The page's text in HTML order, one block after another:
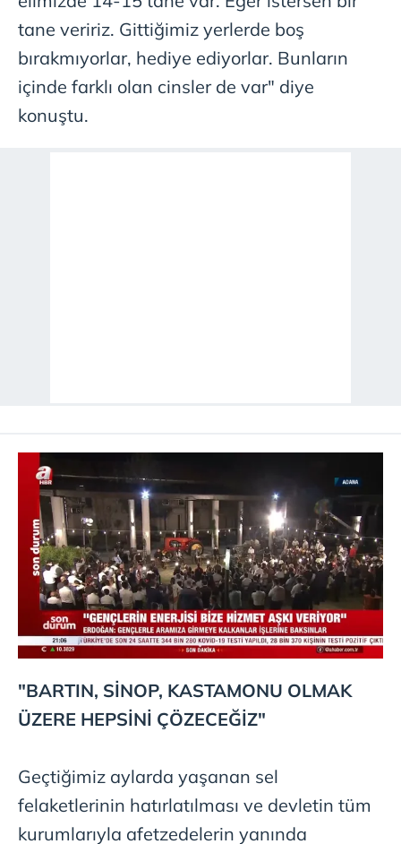
tane veririz. Gittiğimiz yerlerde boş
bırakmıyorlar, hediye ediyorlar. Bunların
içinde farklı olan cinsler de var" diye
konuştu.
"BARTIN, SİNOP, KASTAMONU OLMAK
ÜZERE HEPSİNİ ÇÖZECEĞİZ"
Geçtiğimiz aylarda yaşanan sel
felaketlerinin hatırlatılması ve devletin tüm
kurumlarıyla afetzedelerin yanında